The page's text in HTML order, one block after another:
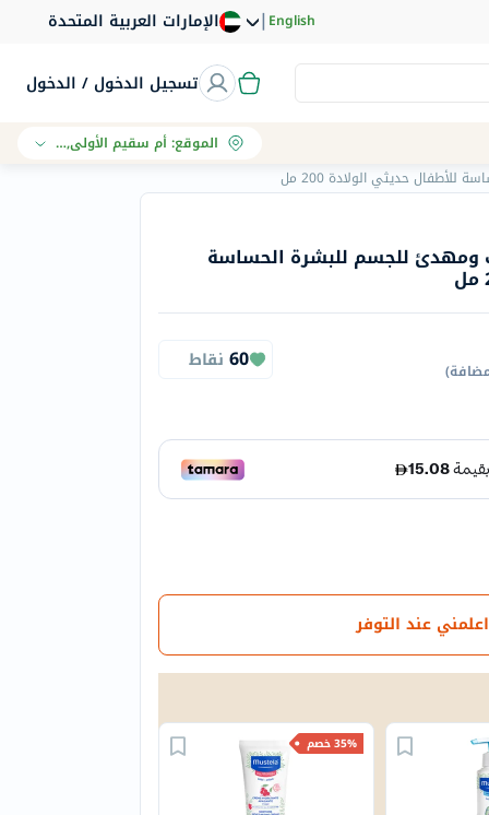
الإمارات العربية المتحدة |English
تسجيل الدخول / الدخول
الموقع:أم سقيم الأولى, دبي
حديثي الولادة 200 مل
للجسم للبشرة الحساسة
)
60 نقاط
اعلمني عند التوفر
35% خصم